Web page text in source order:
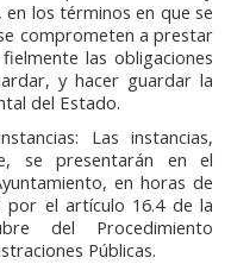
los términos en que se
comprometen a prestar
las obligaciones
y hacer guardar la
del Estado.
Las instancias,
se presentarán en el
en horas de
el artículo 16.4 de la
del Procedimiento
Públicas.